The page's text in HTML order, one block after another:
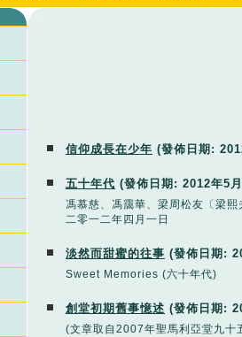
信仰成長在少年 (發佈日期:
五十年代 (發佈日期: 2012年5
馮慕慈、馮靄華、梁周松友〔梁
二零一二年四月一日
淡然而甜蜜的往事 (發佈日期:
Sweet Memories (六十年代)
創堂初期舊事憶述 (發佈日期:
(文章取自2007年聖馬利亞堂九十